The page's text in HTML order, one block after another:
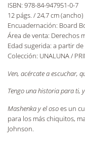
ISBN: 978-84-947951-0-7
12 págs. / 24,7 cm
Encuadernación: Board
Área de venta: Derechos
Edad sugerida: a partir
Colección: UNALUNA /
Ven, acércate a escuchar,
Tengo una historia para ti,
Mashenka y el osoes un
para los más chiquitos,
Johnson.